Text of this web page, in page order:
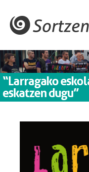
“Larragako
eskatzen dugu”